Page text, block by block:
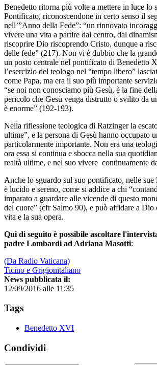
Benedetto ritorna più volte a mettere in luce lo
Pontificato, riconoscendone in certo senso il
nell’”Anno della Fede”: “un rinnovato
vivere una vita a partire dal centro, dal
riscoprire Dio riscoprendo Cristo, dunque a
delle fede” (217). Non vi è dubbio che la
un posto centrale nel pontificato di Benedetto
l’esercizio del teologo nel “tempo libero”
come Papa, ma era il suo più importante
“se noi non conosciamo più Gesù, è la fine
pericolo che Gesù venga distrutto o svilito da
è enorme” (192-193).
Nella riflessione teologica di Ratzinger la
ultime”, e la persona di Gesù hanno occupato
particolarmente importante. Non era una
ora essa si continua e sbocca nella sua
realtà ultime, e nel suo vivere continuamente
Anche lo sguardo sul suo pontificato, nelle
è lucido e sereno, come si addice a chi
imparato a guardare alle vicende di questo
del cuore” (cfr Salmo 90), e può affidare a Dio
vita e la sua opera.
Qui di seguito è possibile ascoltare
padre Lombardi ad Adriana Masotti:
(Da Radio Vaticana)
Ticino e Grigionitaliano
News pubblicata il:
12/09/2016 alle 11:35
Tags
Benedetto XVI
Condividi